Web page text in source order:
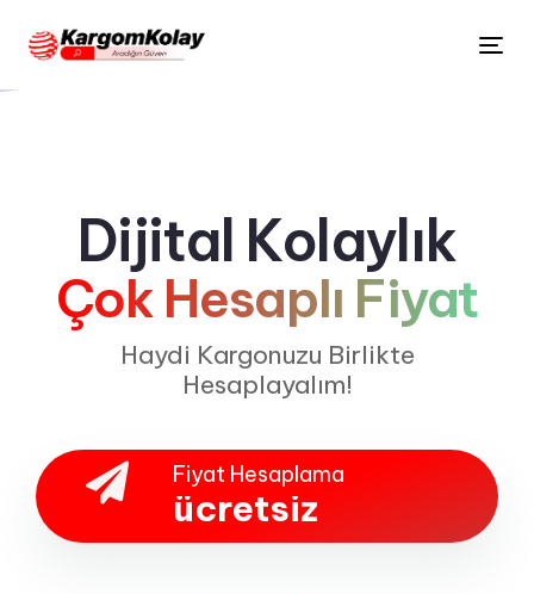
Dijital Kolaylık
Çok Hesaplı Fiyat
Haydi Kargonuzu Birlikte
Hesaplayalım!
Fiyat Hesaplama
ücretsiz